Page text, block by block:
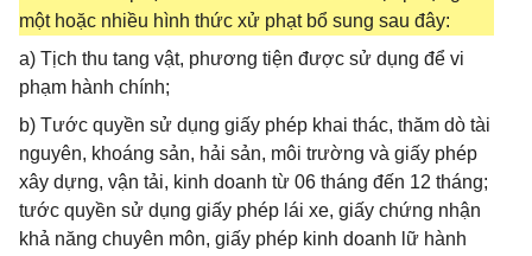
một hoặc nhiều hình thức xử phạt bổ sung sau đây:
a) Tịch thu tang vật, phương tiện được sử dụng để vi
phạm hành chính;
b) Tước quyền sử dụng giấy phép khai thác, thăm dò tài
nguyên, khoáng sản, hải sản, môi trường và giấy phép
xây dựng, vận tải, kinh doanh từ 06 tháng đến 12 tháng;
tước quyền sử dụng giấy phép lái xe, giấy chứng nhận
khả năng chuyên môn, giấy phép kinh doanh lữ hành